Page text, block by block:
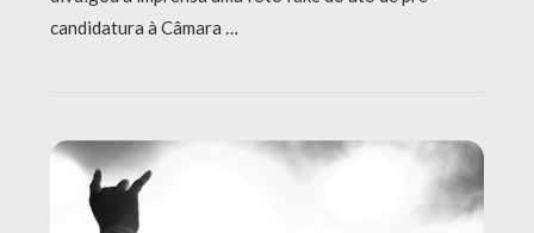
candidatura à Câmara …